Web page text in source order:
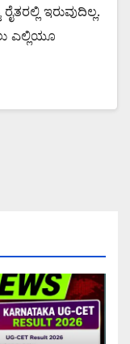
ಇರುವುದಿಲ್ಲ.
ಎಲ್ಲಿಯೂ